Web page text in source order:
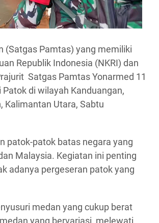
(Satgas Pamtas) yang memiliki
Republik Indonesia (NKRI) dan
Satgas Pamtas Yonarmed 11
di wilayah Kanduangan,
Kalimantan Utara, Sabtu
patok-patok batas negara yang
Malaysia. Kegiatan ini penting
adanya pergeseran patok yang
medan yang cukup berat
yang bervariasi, melewati